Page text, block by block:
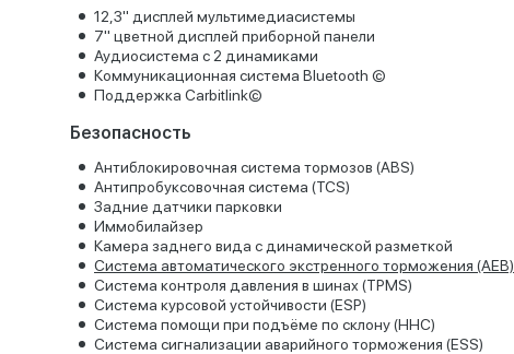
12,3" дисплей мультимедиасистемы
7" цветной дисплей приборной панели
Аудиосистема с 2 динамиками
Коммуникационная система Bluetooth ©
Поддержка Carbitlink©
Безопасность
Антиблокировочная система тормозов (ABS)
Антипробуксовочная система (TCS)
Задние датчики парковки
Иммобилайзер
Камера заднего вида с динамической разметкой
Система автоматического экстренного торможения (AEB)
Система контроля давления в шинах (TPMS)
Система курсовой устойчивости (ESP)
Система помощи при подъёме по склону (HHC)
Система сигнализации аварийного торможения (ESS)